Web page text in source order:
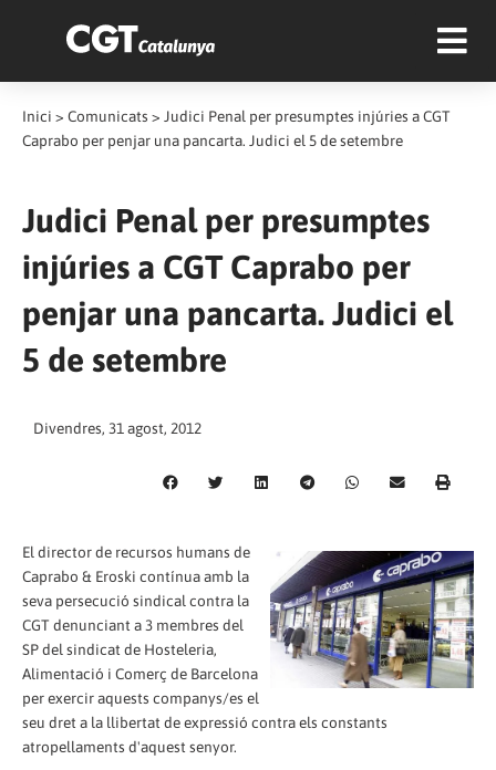
Inici > Comunicats > Judici Penal per presumptes injúries a CGT
Caprabo per penjar una pancarta. Judici el 5 de setembre
Judici Penal per presumptes
injúries a CGT Caprabo per
penjar una pancarta. Judici el
5 de setembre
Divendres, 31 agost, 2012
El director de recursos humans de
Caprabo & Eroski contínua amb la
seva persecució sindical contra la
CGT denunciant a 3 membres del
SP del sindicat de Hosteleria,
Alimentació i Comerç de Barcelona
per exercir aquests companys/es el
seu dret a la llibertat de expressió contra els constants
atropellaments d'aquest senyor.